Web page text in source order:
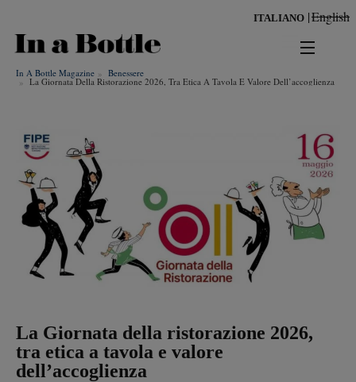
contenuto
ITALIANO English
Risultati per
news
benessere
ambiente
cultura
tendenze
In A Bottle Magazine Benessere
La Giornata Della Ristorazione 2026, Tra Etica A Tavola E Valore Dell’accoglienza
La Giornata della ristorazione 2026,
tra etica a tavola e valore
dell’accoglienza